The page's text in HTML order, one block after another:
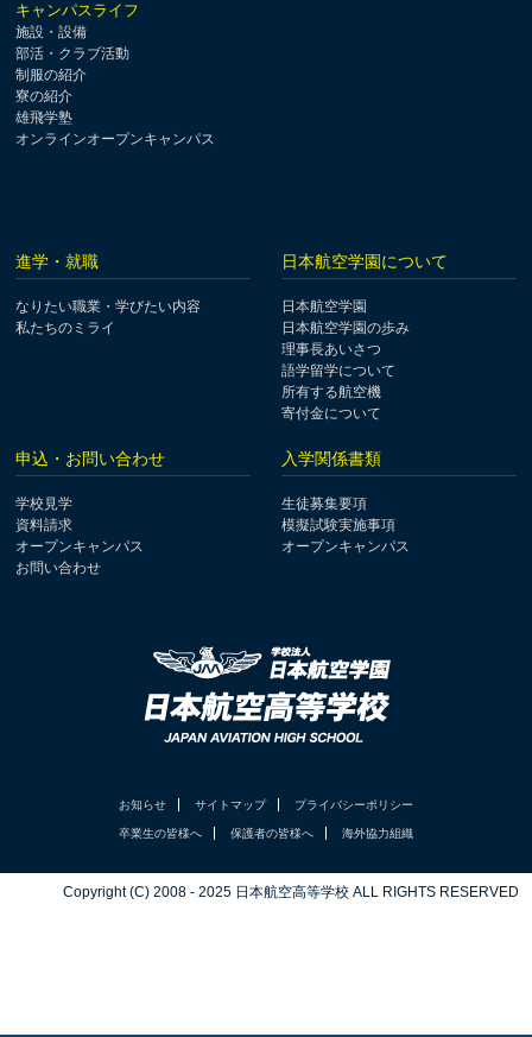
キャンパスライフ
施設・設備
部活・クラブ活動
制服の紹介
寮の紹介
雄飛学塾
オンラインオープンキャンパス
進学・就職
なりたい職業・学びたい内容
私たちのミライ
日本航空学園について
日本航空学園
日本航空学園の歩み
理事長あいさつ
語学留学について
所有する航空機
寄付金について
申込・お問い合わせ
学校見学
資料請求
オープンキャンパス
お問い合わせ
入学関係書類
生徒募集要項
模擬試験実施事項
オープンキャンパス
お知らせ サイトマップ プライバシーポリシー
卒業生の皆様へ 保護者の皆様へ 海外協力組織
Copyright (C) 2008 - 2025 日本航空高等学校 ALL RIGHTS RESERVED